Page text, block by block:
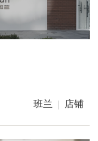
班兰 店铺